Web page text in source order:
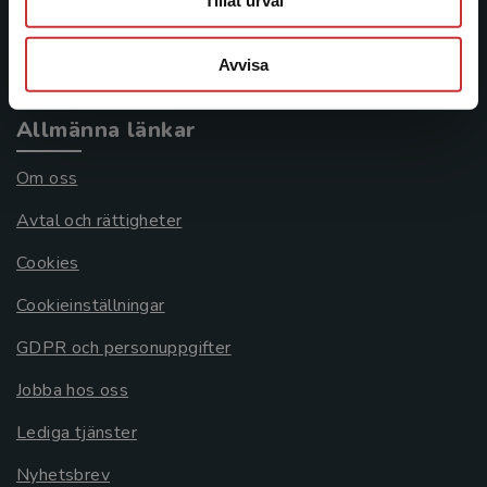
Avvisa
Köpvillkor
Allmänna länkar
Om oss
Avtal och rättigheter
Cookies
Cookieinställningar
GDPR och personuppgifter
Jobba hos oss
Lediga tjänster
Nyhetsbrev